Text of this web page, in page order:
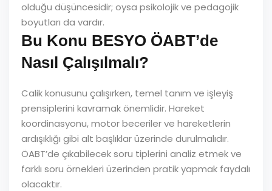
olduğu düşüncesidir; oysa psikolojik ve pedagojik
boyutları da vardır.
Bu Konu BESYO ÖABT’de
Nasıl Çalışılmalı?
Calik konusunu çalışırken, temel tanım ve işleyiş
prensiplerini kavramak önemlidir. Hareket
koordinasyonu, motor beceriler ve hareketlerin
ardışıklığı gibi alt başlıklar üzerinde durulmalıdır.
ÖABT’de çıkabilecek soru tiplerini analiz etmek ve
farklı soru örnekleri üzerinden pratik yapmak faydalı
olacaktır.